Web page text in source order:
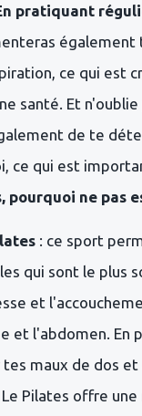
pratiquant
également
ce qui est
santé. Et
de te
ce qui est
pourquoi ne pas
: ce sport
qui sont le plus
et
et l'abdomen. En
tes maux de dos
Pilates offre